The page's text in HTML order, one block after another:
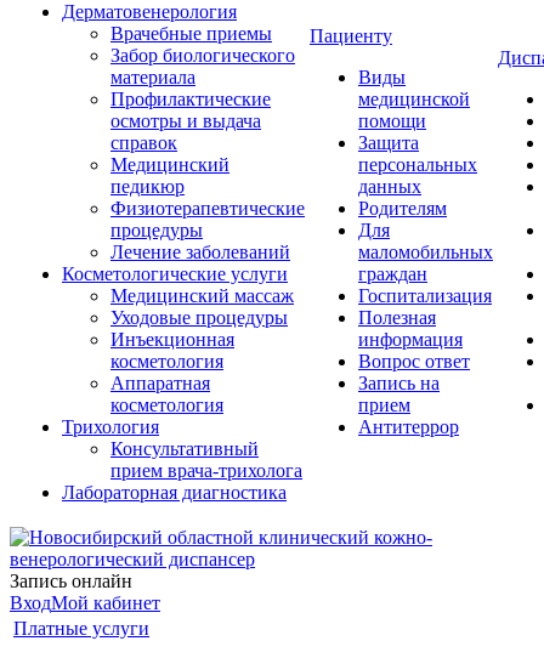
Дерматовенерология
Врачебные приемы
Забор биологического
материала
Профилактические
осмотры и выдача
справок
Медицинский
педикюр
Физиотерапевтические
процедуры
Лечение заболеваний
Косметологические услуги
Медицинский массаж
Уходовые процедуры
Инъекционная
косметология
Аппаратная
косметология
Трихология
Консультативный
прием врача-трихолога
Лабораторная диагностика
Пациенту
Виды
медицинской
помощи
Защита
персональных
данных
Родителям
Для
маломобильных
граждан
Госпитализация
Полезная
информация
Вопрос ответ
Запись на
прием
Антитеррор
Запись онлайн
ВходМой кабинет
Платные услуги